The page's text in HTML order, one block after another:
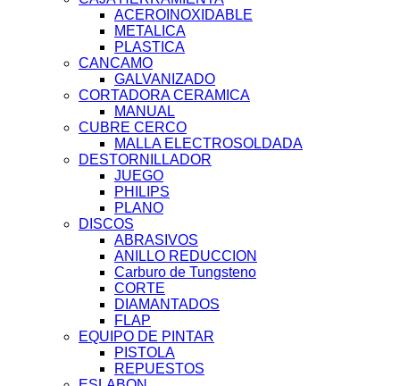
ACEROINOXIDABLE
METALICA
PLASTICA
CANCAMO
GALVANIZADO
CORTADORA CERAMICA
MANUAL
CUBRE CERCO
MALLA ELECTROSOLDADA
DESTORNILLADOR
JUEGO
PHILIPS
PLANO
DISCOS
ABRASIVOS
ANILLO REDUCCION
Carburo de Tungsteno
CORTE
DIAMANTADOS
FLAP
EQUIPO DE PINTAR
PISTOLA
REPUESTOS